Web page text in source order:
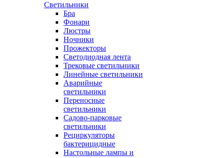
Светильники
Бра
Фонари
Люстры
Ночники
Прожекторы
Светодиодная лента
Трековые светильники
Линейные светильники
Аварийные
светильники
Переносные
светильники
Садово-парковые
светильники
Рециркуляторы
бактерицидные
Настольные лампы и